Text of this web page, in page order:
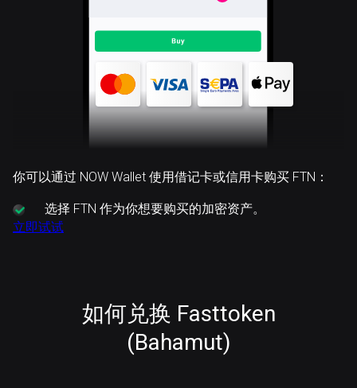
你可以通过 NOW Wallet 使用借记卡或信用卡购买 FTN：
选择 FTN 作为你想要购买的加密资产。
立即试试
如何兑换 Fasttoken
(Bahamut)